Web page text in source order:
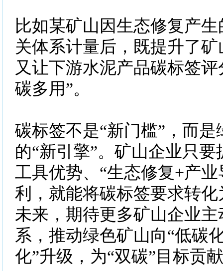
比如某矿山因生态修复产
关体系计量后，既提升了
又让下游水泥产品碳标签
碳多用”。
碳标签不是“新门槛”，而
的“新引擎”。矿山企业只
工具优势、“生态修复+产
利，就能将碳标签要求转
未来，期待更多矿山企业
系，推动绿色矿山向“低碳
化”升级，为“双碳”目标贡